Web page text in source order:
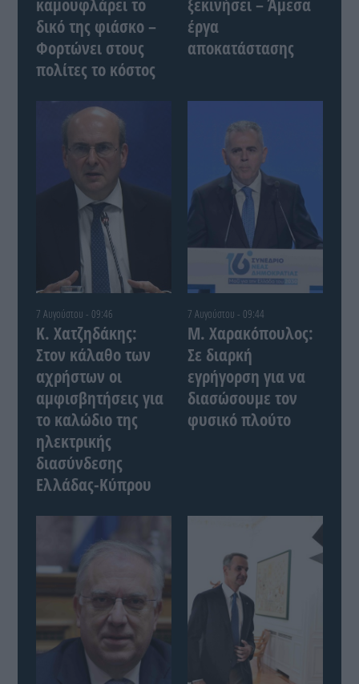
καμουφλάρει το
δικό της φιάσκο –
Φορτώνει στους
πολίτες το κόστος
ξεκινήσει – Άμεσα
έργα
αποκατάστασης
7 Αυγούστου - 09:46
Κ. Χατζηδάκης:
Στον κάλαθο των
αχρήστων οι
αμφισβητήσεις για
το καλώδιο της
ηλεκτρικής
διασύνδεσης
Ελλάδας-Κύπρου
7 Αυγούστου - 09:44
Μ. Χαρακόπουλος:
Σε διαρκή
εγρήγορση για να
διασώσουμε τον
φυσικό πλούτο